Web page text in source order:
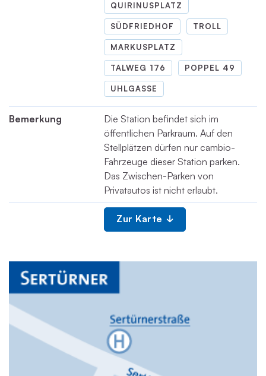
QUIRINUSPLATZ
SÜDFRIEDHOF TROLL
MARKUSPLATZ
TALWEG 176 POPPEL 49
UHLGASSE
Bemerkung
Die Station befindet sich im
öffentlichen Parkraum. Auf den
Stellplätzen dürfen nur cambio-
Fahrzeuge dieser Station parken.
Das Zwischen-Parken von
Privatautos ist nicht erlaubt.
Zur Karte